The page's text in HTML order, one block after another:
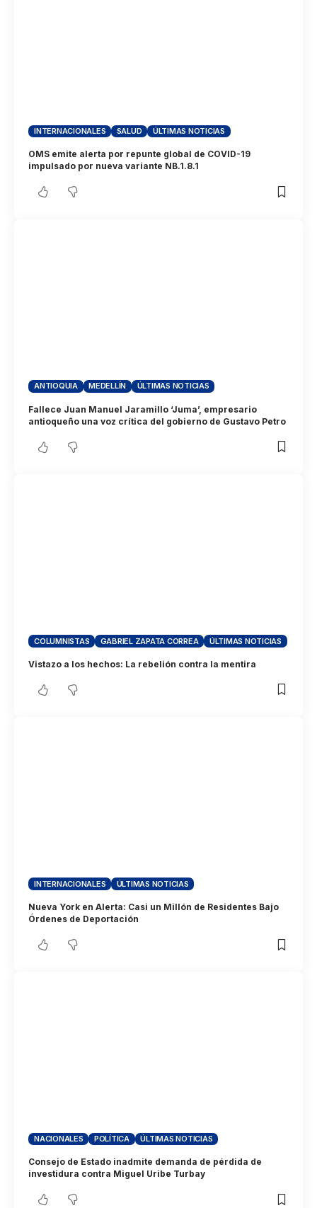
INTERNACIONALES SALUD ÚLTIMAS NOTICIAS
OMS emite alerta por repunte global de COVID-19
impulsado por nueva variante NB.1.8.1
ANTIOQUIA MEDELLÍN ÚLTIMAS NOTICIAS
Fallece Juan Manuel Jaramillo ‘Juma’, empresario
antioqueño una voz crítica del gobierno de Gustavo Petro
COLUMNISTAS GABRIEL ZAPATA CORREA ÚLTIMAS NOTICIAS
Vistazo a los hechos: La rebelión contra la mentira
INTERNACIONALES ÚLTIMAS NOTICIAS
Nueva York en Alerta: Casi un Millón de Residentes Bajo
Órdenes de Deportación
NACIONALES POLÍTICA ÚLTIMAS NOTICIAS
Consejo de Estado inadmite demanda de pérdida de
investidura contra Miguel Uribe Turbay